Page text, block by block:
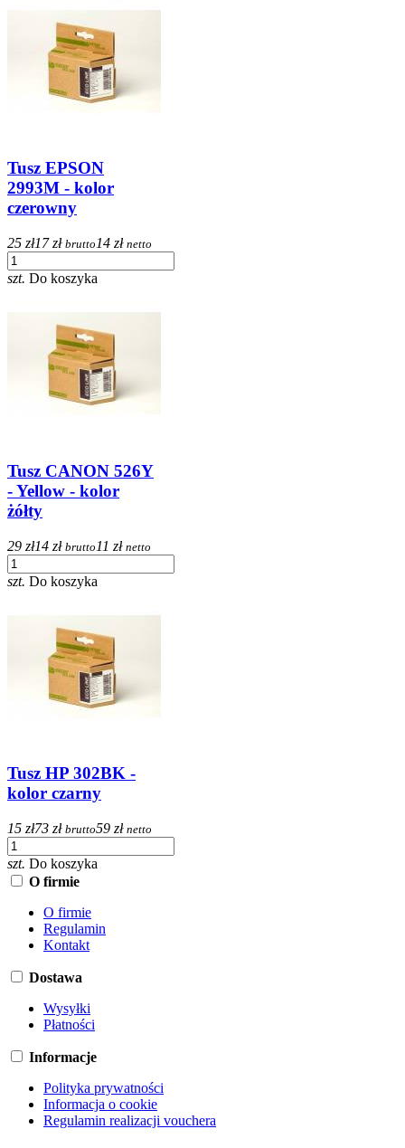
Tusz EPSON
2993M - kolor
czerowny
25 zł17 zł brutto 14 zł netto
szt. Do koszyka
Tusz CANON 526Y
- Yellow - kolor
żółty
29 zł14 zł brutto 11 zł netto
szt. Do koszyka
Tusz HP 302BK -
kolor czarny
15 zł73 zł brutto59 zł netto
szt. Do koszyka
O firmie
O firmie
Regulamin
Kontakt
Dostawa
Wysyłki
Płatności
Informacje
Polityka prywatności
Informacja o cookie
Regulamin realizacji vouchera